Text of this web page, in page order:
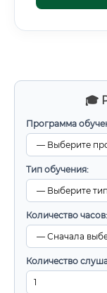
🎓
Программа
Тип обучения:
Количество часов:
Количество